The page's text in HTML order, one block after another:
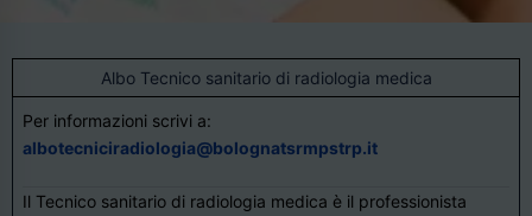
Albo Tecnico sanitario di radiologia medica
Per informazioni scrivi a:
albotecniciradiologia@bolognatsrmpstrp.it
Il Tecnico sanitario di radiologia medica è il professionista